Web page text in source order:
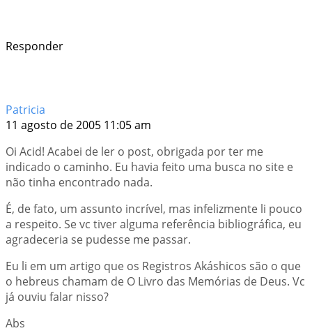
Responder
Patricia
11 agosto de 2005 11:05 am
Oi Acid! Acabei de ler o post, obrigada por ter me
indicado o caminho. Eu havia feito uma busca no site e
não tinha encontrado nada.
É, de fato, um assunto incrível, mas infelizmente li pouco
a respeito. Se vc tiver alguma referência bibliográfica, eu
agradeceria se pudesse me passar.
Eu li em um artigo que os Registros Akáshicos são o que
o hebreus chamam de O Livro das Memórias de Deus. Vc
já ouviu falar nisso?
Abs